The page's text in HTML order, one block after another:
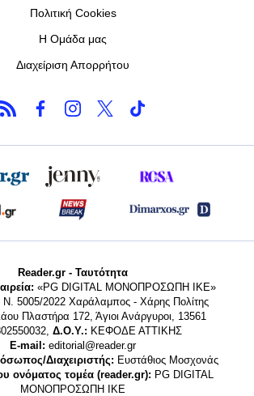
Πολιτική Cookies
Η Ομάδα μας
Διαχείριση Απορρήτου
Reader.gr - Ταυτότητα
«PG DIGITAL MONΟΠΡΟΣΩΠΗ ΙΚΕ»
Ν. 5005/2022 Χαράλαμπος - Χάρης Πολίτης
Πλαστήρα 172, Άγιοι Ανάργυροι, 13561
Δ.Ο.Υ.: ΚΕΦΟΔΕ ΑΤΤΙΚΗΣ
E-mail: editorial@reader.gr
Διαχειριστής: Ευστάθιος Μοσχονάς
ονόματος τομέα (reader.gr): PG DIGITAL
MONΟΠΡΟΣΩΠΗ ΙΚΕ